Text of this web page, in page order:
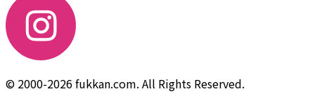
© 2000-2026 fukkan.com. All Rights Reserved.